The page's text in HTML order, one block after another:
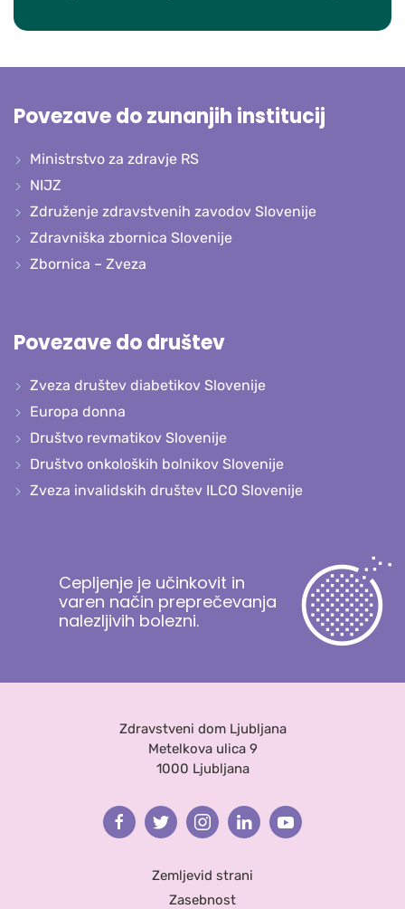
Povezave do zunanjih institucij
Ministrstvo za zdravje RS
NIJZ
Združenje zdravstvenih zavodov Slovenije
Zdravniška zbornica Slovenije
Zbornica – Zveza
Povezave do društev
Zveza društev diabetikov Slovenije
Europa donna
Društvo revmatikov Slovenije
Društvo onkoloških bolnikov Slovenije
Zveza invalidskih društev ILCO Slovenije
Cepljenje je učinkovit in
varen način preprečevanja
nalezljivih bolezni.
Zdravstveni dom Ljubljana
Metelkova ulica 9
1000 Ljubljana
FacebookTwitterInstagramLinkedinYoutube
Zemljevid strani
Zasebnost